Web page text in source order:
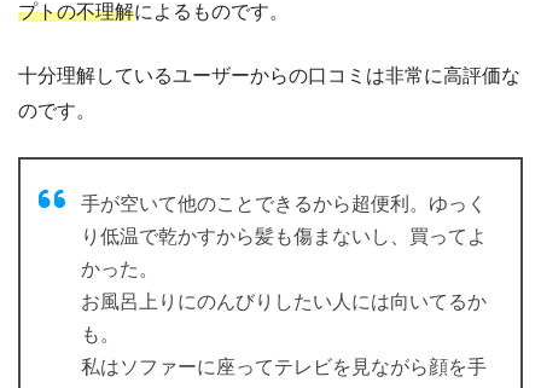
プトの不理解によるものです。
十分理解しているユーザーからの口コミは非常に高評価な
のです。
手が空いて他のことできるから超便利。ゆっく
り低温で乾かすから髪も傷まないし、買ってよ
かった。
お風呂上りにのんびりしたい人には向いてるか
も。
私はソファーに座ってテレビを見ながら顔を手